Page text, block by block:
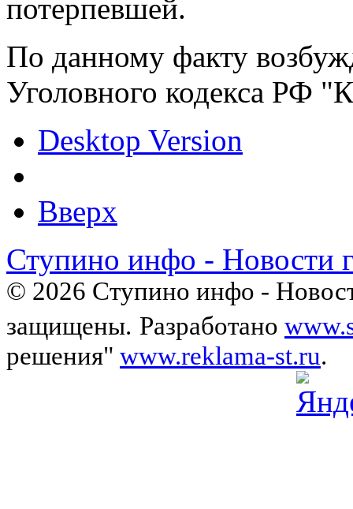
потерпевшей.
По данному факту
Уголовного кодекса РФ
Desktop Version
Вверх
Ступино инфо - Новости
© 2026 Ступино инфо -
защищены. Разработано
решения" www.reklama-st.ru.